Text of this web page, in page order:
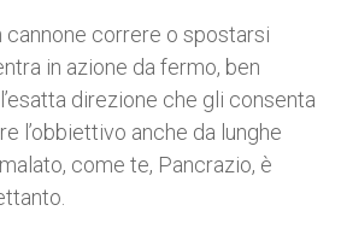
cannone correre o spostarsi
in azione da fermo, ben
direzione che gli consenta
l’obbiettivo anche da lunghe
come te, Pancrazio, è